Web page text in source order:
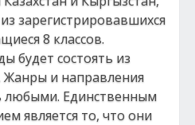
зарегистрировавшихся
8 классов.
будет состоять из
Жанры и направления
любыми. Единственным
является то, что они